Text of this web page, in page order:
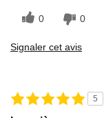
0 0
Signaler cet avis
5